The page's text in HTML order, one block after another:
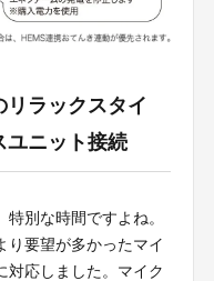
リラックスタイ
ユニット接続
別な時間ですよね。
り要望が多かったマイ
対応しました。マイク